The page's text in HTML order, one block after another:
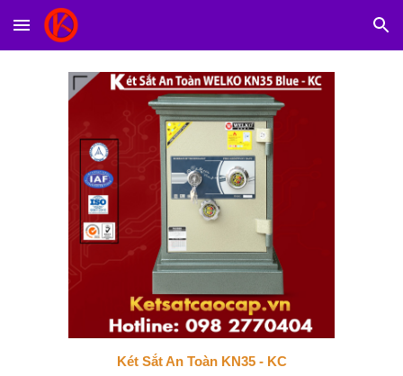
Skip to main content Skip to navigation
Két Sắt An Toàn KN35 - KC